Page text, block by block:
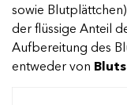
sowie
der flüssige Anteil
Aufbereitung des
entweder von